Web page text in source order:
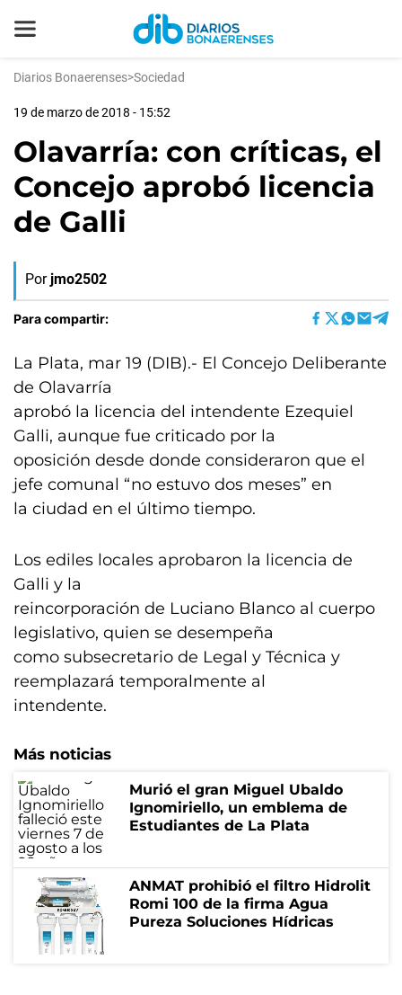
Diarios Bonaerenses>Sociedad
19 de marzo de 2018 - 15:52
Olavarría: con críticas, el
Concejo aprobó licencia
de Galli
Por jmo2502
Para compartir:
La Plata, mar 19 (DIB).- El Concejo Deliberante
de Olavarría
aprobó la licencia del intendente Ezequiel
Galli, aunque fue criticado por la
oposición desde donde consideraron que el
jefe comunal “no estuvo dos meses” en
la ciudad en el último tiempo.
Los ediles locales aprobaron la licencia de
Galli y la
reincorporación de Luciano Blanco al cuerpo
legislativo, quien se desempeña
como subsecretario de Legal y Técnica y
reemplazará temporalmente al
intendente.
Más noticias
Murió el gran Miguel Ubaldo
Ignomiriello, un emblema de
Estudiantes de La Plata
ANMAT prohibió el filtro Hidrolit
Romi 100 de la firma Agua
Pureza Soluciones Hídricas